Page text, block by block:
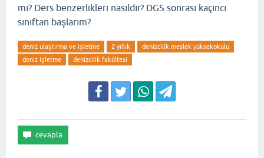
mı? Ders benzerlikleri nasıldır? DGS sonrası kaçıncı
sınıftan başlarım?
deniz ulaştırma ve işletme 2 yıllık
denizcilik meslek yüksekokulu
deniz işletme
denizcilik fakültesi